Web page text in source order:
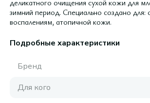
деликатного очищения сухой кожи для
зимний период. Специально создано для:
воспалениям, атопичной кожи.
Подробные характеристики
Бренд
Для кого